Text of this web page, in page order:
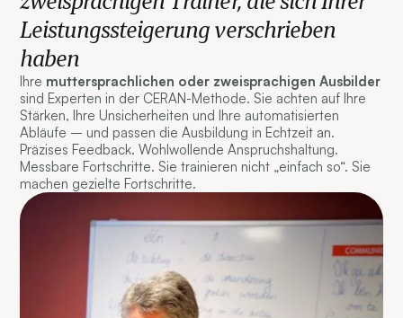
Leistungssteigerung verschrieben
haben
Ihre muttersprachlichen oder zweisprachigen Ausbilder
sind Experten in der CERAN-Methode. Sie achten auf Ihre
Stärken, Ihre Unsicherheiten und Ihre automatisierten
Abläufe – und passen die Ausbildung in Echtzeit an.
Präzises Feedback. Wohlwollende Anspruchshaltung.
Messbare Fortschritte. Sie trainieren nicht „einfach so“. Sie
machen gezielte Fortschritte.